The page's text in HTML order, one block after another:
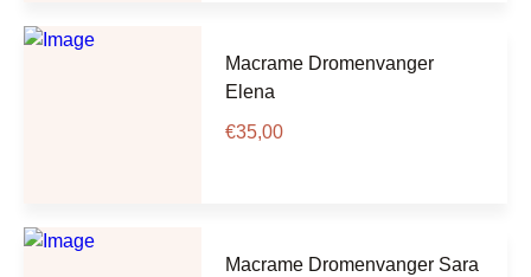
Macrame Dromenvanger
Elena
€35,00
Macrame Dromenvanger Sara